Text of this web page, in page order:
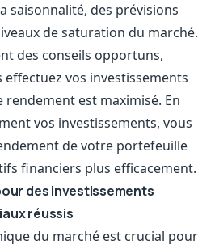
saisonnalité, des prévisions
de saturation du marché.
des conseils opportuns,
vos investissements
est maximisé. En
vos investissements, vous
de votre portefeuille
financiers plus efficacement.
des investissements
réussis
du marché est crucial pour